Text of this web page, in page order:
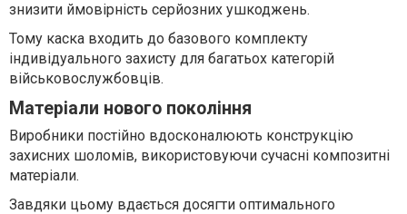
знизити ймовірність серйозних ушкоджень.
Тому каска входить до базового комплекту
індивідуального захисту для багатьох категорій
військовослужбовців.
Матеріали нового покоління
Виробники постійно вдосконалюють конструкцію
захисних шоломів, використовуючи сучасні композитні
матеріали.
Завдяки цьому вдається досягти оптимального